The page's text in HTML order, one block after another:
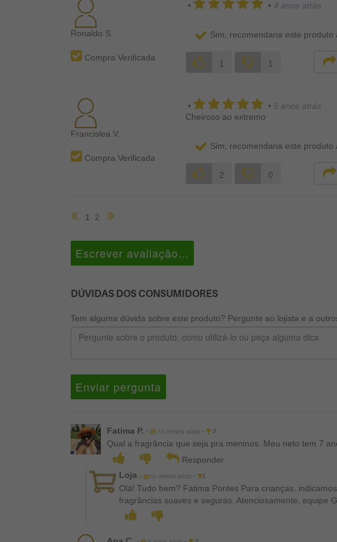
Ronaldo S.
Compra Verificada
• • 4 anos atrás
Sim, recomendaria este produto
1 1
Francislea V.
Compra Verificada
• • 5 anos atrás
Cheiroso ao extremo
Sim, recomendaria este produto
2 0
1 2
Escrever avaliação...
DÚVIDAS DOS CONSUMIDORES
Tem alguma dúvida sobre este produto? Pergunte ao lojista e a
Enviar pergunta
Fatima P. • 10 meses atrás • 0
Qual a fragrância que seja pra meninos. Meu neto tem 7
Responder
Loja • 10 meses atrás • 1
Olá! Tudo bem? Fatima Pontes Para crianças,
fragrâncias suaves e seguras. Atenciosamente, equipe